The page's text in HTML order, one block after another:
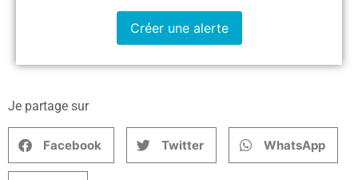
Créer une alerte
Je partage sur
Facebook Twitter WhatsApp